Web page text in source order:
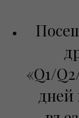
«Q1/
дней